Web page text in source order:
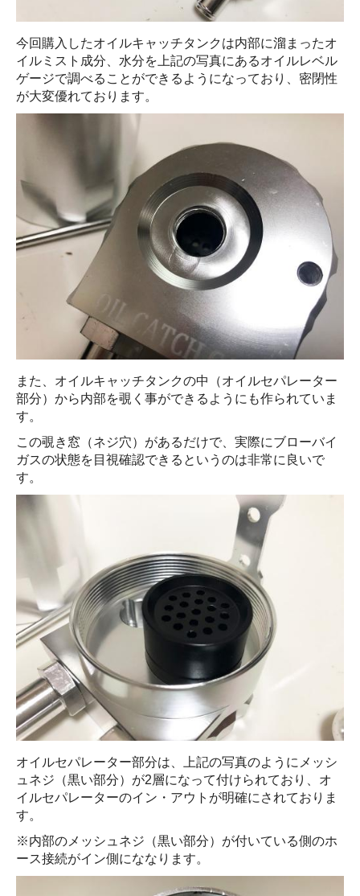
今回購入したオイルキャッチタンクは内部に溜まったオ
イルミスト成分、水分を上記の写真にあるオイルレベル
ゲージで調べることができるようになっており、密閉性
が大変優れております。
また、オイルキャッチタンクの中（オイルセパレーター
部分）から内部を覗く事ができるようにも作られていま
す。
この覗き窓（ネジ穴）があるだけで、実際にブローバイ
ガスの状態を目視確認できるというのは非常に良いで
す。
オイルセパレーター部分は、上記の写真のようにメッシ
ュネジ（黒い部分）が2層になって付けられており、オ
イルセパレーターのイン・アウトが明確にされておりま
す。
※内部のメッシュネジ（黒い部分）が付いている側のホ
ース接続がイン側にななります。